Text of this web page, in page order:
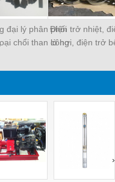
đại lý phân phối
chổi than công
Điện trở nhiệt,
lò hơi, điện trở
›